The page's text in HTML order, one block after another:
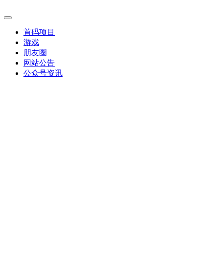
首码项目
游戏
朋友圈
网站公告
公众号资讯